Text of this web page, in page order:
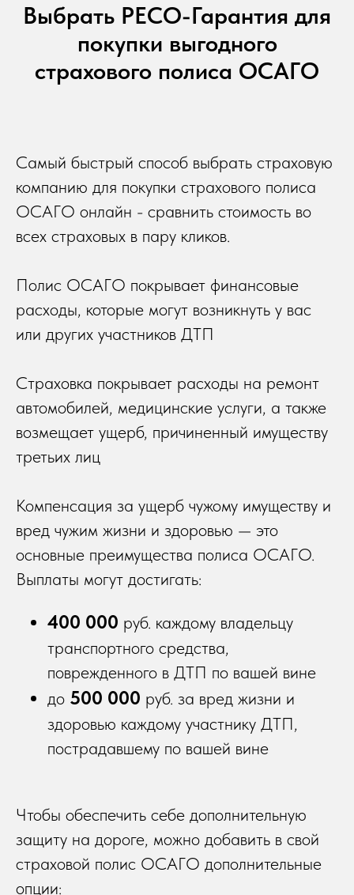
Выбрать РЕСО-Гарантия для
покупки выгодного
страхового полиса ОСАГО
Самый быстрый способ выбрать страховую
компанию для покупки страхового полиса
ОСАГО онлайн - сравнить стоимость во
всех страховых в пару кликов.
Полис ОСАГО покрывает финансовые
расходы, которые могут возникнуть у вас
или других участников ДТП
Страховка покрывает расходы на ремонт
автомобилей, медицинские услуги, а также
возмещает ущерб, причиненный имуществу
третьих лиц
Компенсация за ущерб чужому имуществу и
вред чужим жизни и здоровью — это
основные преимущества полиса ОСАГО.
Выплаты могут достигать:
400 000 руб. каждому владельцу
транспортного средства,
поврежденного в ДТП по вашей вине
до 500 000 руб. за вред жизни и
здоровью каждому участнику ДТП,
пострадавшему по вашей вине
Чтобы обеспечить себе дополнительную
защиту на дороге, можно добавить в свой
страховой полис ОСАГО дополнительные
опции: